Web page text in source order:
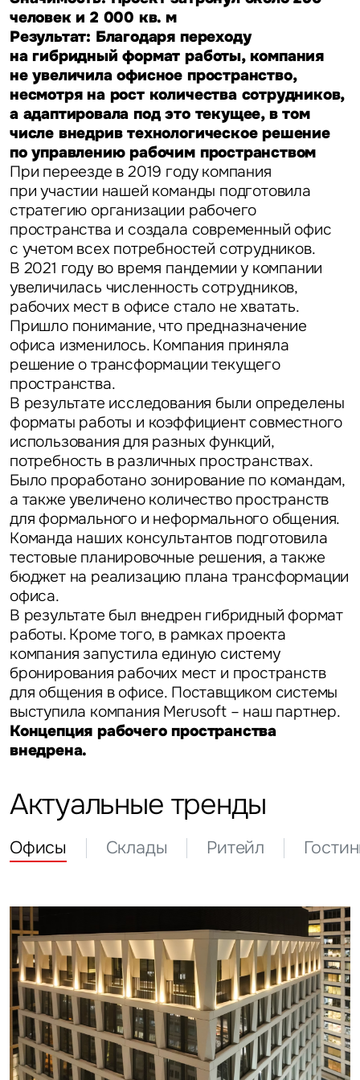
человек и 2 000 кв. м
Результат: Благодаря переходу
на гибридный формат работы, компания
не увеличила офисное пространство,
несмотря на рост количества сотрудников,
а адаптировала под это текущее, в том
числе внедрив технологическое решение
по управлению рабочим пространством
При переезде в 2019 году компания
при участии нашей команды подготовила
стратегию организации рабочего
пространства и создала современный офис
с учетом всех потребностей сотрудников.
В 2021 году во время пандемии у компании
увеличилась численность сотрудников,
рабочих мест в офисе стало не хватать.
Пришло понимание, что предназначение
офиса изменилось. Компания приняла
решение о трансформации текущего
пространства.
В результате исследования были определены
форматы работы и коэффициент совместного
использования для разных функций,
потребность в различных пространствах.
Было проработано зонирование по командам,
а также увеличено количество пространств
для формального и неформального общения.
Команда наших консультантов подготовила
тестовые планировочные решения, а также
бюджет на реализацию плана трансформации
офиса.
В результате был внедрен гибридный формат
работы. Кроме того, в рамках проекта
компания запустила единую систему
бронирования рабочих мест и пространств
для общения в офисе. Поставщиком системы
выступила компания Merusoft – наш партнер.
Концепция рабочего пространства
внедрена.
Актуальные тренды
Офисы Склады Ритейл
Задайте свой вопрос
Вопрос
Это обязательное поле
Это обязательное поле